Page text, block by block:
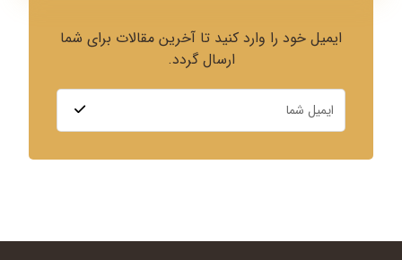
ایمیل خود را وارد کنید تا آخرین مقالات برای شما
ارسال گردد.